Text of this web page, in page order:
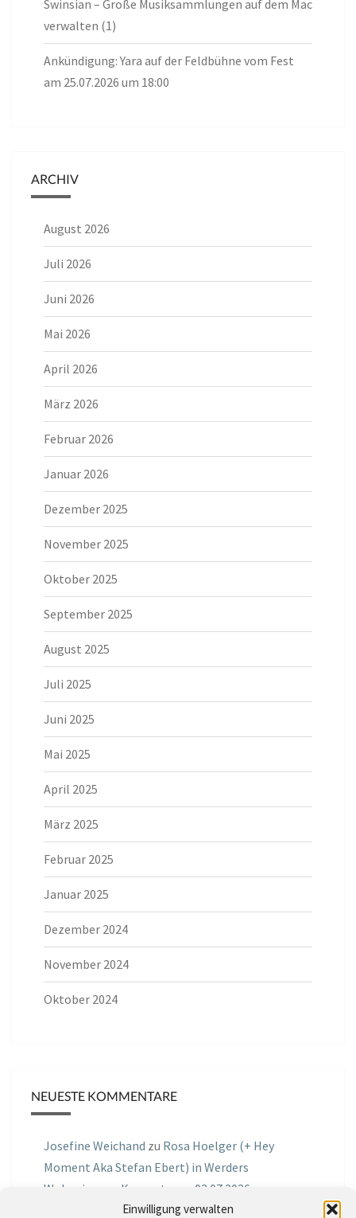
Einwilligung verwalten
Swinsian – Große Musiksammlungen auf dem Mac
verwalten (1)
Ankündigung: Yara auf der Feldbühne vom Fest
am 25.07.2026 um 18:00
ARCHIV
August 2026
Juli 2026
Juni 2026
Mai 2026
April 2026
März 2026
Februar 2026
Januar 2026
Dezember 2025
November 2025
Oktober 2025
September 2025
August 2025
Juli 2025
Juni 2025
Mai 2025
April 2025
März 2025
Februar 2025
Januar 2025
Dezember 2024
November 2024
Oktober 2024
NEUESTE KOMMENTARE
Josefine Weichand zu Rosa Hoelger (+ Hey
Moment Aka Stefan Ebert) in Werders
Wohnzimmer Konzerte am 03.07.2026